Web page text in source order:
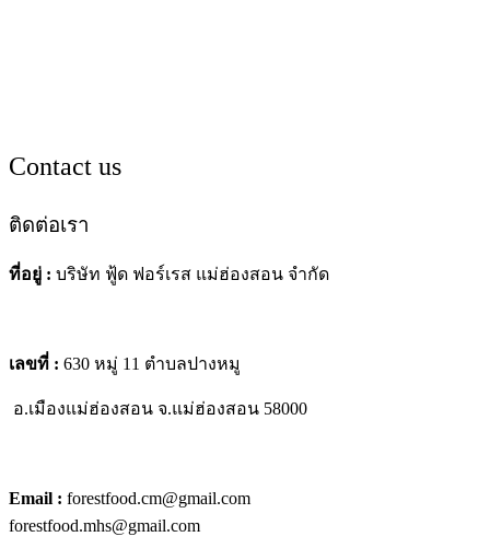
Contact us
ติดต่อเรา
ที่อยู่ : บริษัท ฟู้ด ฟอร์เรส แม่ฮ่องสอน จำกัด
เลขที่ : 630 หมู่ 11 ตำบลปางหมู
อ.เมืองแม่ฮ่องสอน จ.แม่ฮ่องสอน 58000
Email : forestfood.cm@gmail.com
forestfood.mhs@gmail.com